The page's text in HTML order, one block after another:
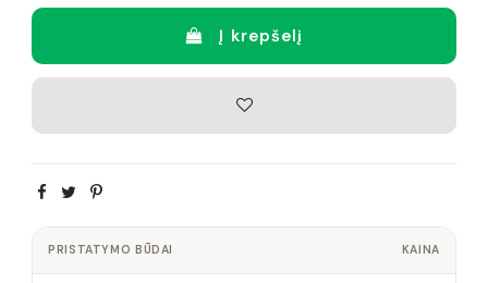
Į krepšelį
PRISTATYMO BŪDAI KAINA